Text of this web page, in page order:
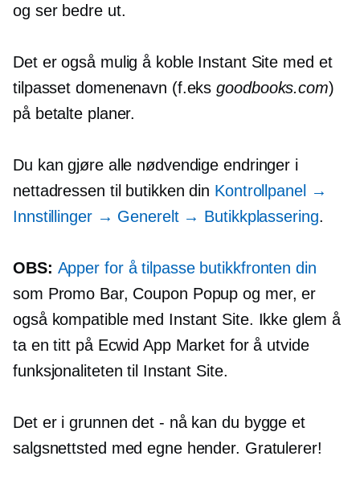
og ser bedre ut.
Det er også mulig å koble Instant Site med et
tilpasset domenenavn (f.eksgoodbooks.com)
på betalte planer.
Du kan gjøre alle nødvendige endringer i
nettadressen til butikken din Kontrollpanel →
Innstillinger → Generelt → Butikkplassering.
OBS: Apper for å tilpasse butikkfronten din
som Promo Bar, Coupon Popup og mer, er
også kompatible med Instant Site. Ikke glem å
ta en titt på Ecwid App Market for å utvide
funksjonaliteten til Instant Site.
Det er i grunnen det - nå kan du bygge et
salgsnettsted med egne hender. Gratulerer!